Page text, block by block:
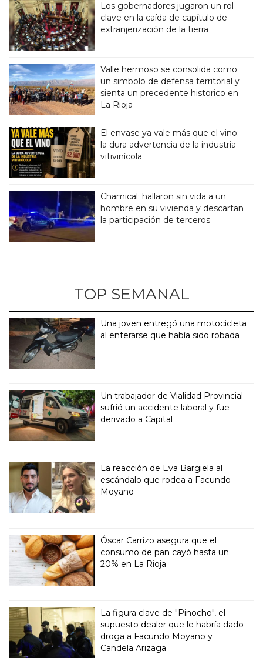
Los gobernadores jugaron un rol
clave en la caída de capítulo de
extranjerización de la tierra
Valle hermoso se consolida como
un simbolo de defensa territorial y
sienta un precedente historico en
La Rioja
El envase ya vale más que el vino:
la dura advertencia de la industria
vitivinícola
Chamical: hallaron sin vida a un
hombre en su vivienda y descartan
la participación de terceros
TOP SEMANAL
Una joven entregó una motocicleta
al enterarse que había sido robada
Un trabajador de Vialidad Provincial
sufrió un accidente laboral y fue
derivado a Capital
La reacción de Eva Bargiela al
escándalo que rodea a Facundo
Moyano
Óscar Carrizo asegura que el
consumo de pan cayó hasta un
20% en La Rioja
La figura clave de "Pinocho", el
supuesto dealer que le habría dado
droga a Facundo Moyano y
Candela Arizaga